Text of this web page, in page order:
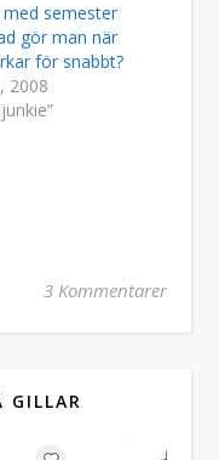
med semester
gör man när
för snabbt?
2008
3 Kommentarer
GILLAR